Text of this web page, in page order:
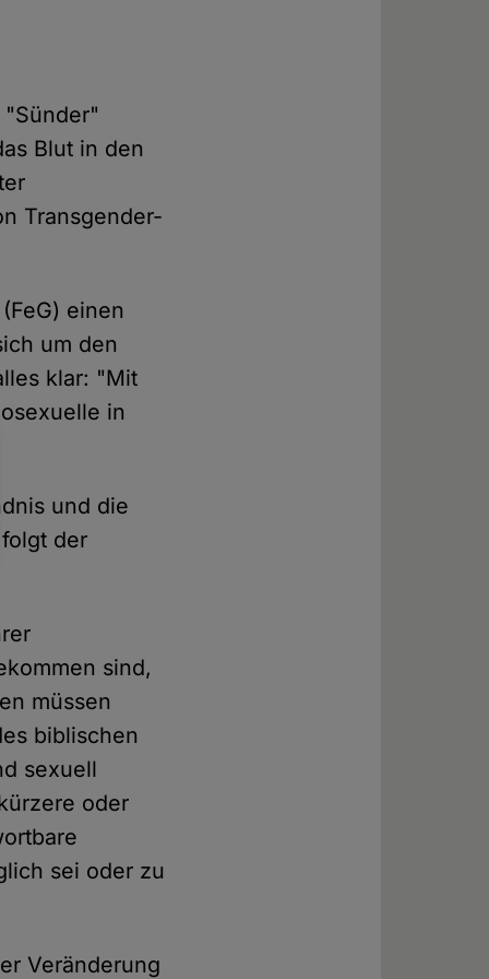
Blut in den
Transgender-
einen
um den
klar: "Mit
in
und die
der
sind,
müssen
biblischen
sexuell
oder
sei oder zu
Veränderung